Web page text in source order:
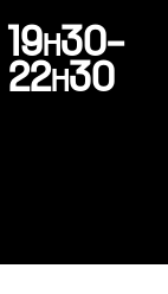
19h30-
22h30